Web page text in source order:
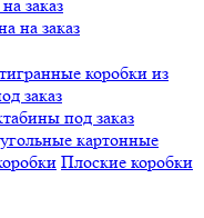
заказ
на заказ
коробки из
заказ
под заказ
картонные
Плоские коробки